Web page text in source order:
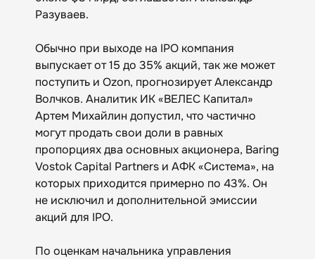
Разуваев.
Обычно при выходе на IPO компания
выпускает от 15 до 35% акций, так же может
поступить и Ozon, прогнозирует Александр
Волчков. Аналитик ИК «ВЕЛЕС Капитал»
Артем Михайлин допустил, что частично
могут продать свои доли в равных
пропорциях два основных акционера, Baring
Vostok Capital Partners и АФК «Система», на
которых приходится примерно по 43%. Он
не исключил и дополнительной эмиссии
акций для IPO.
По оценкам начальника управления